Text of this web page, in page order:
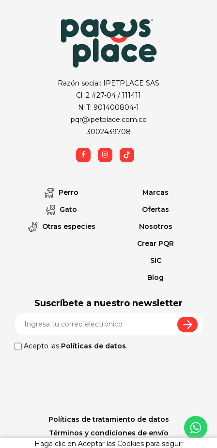
Razón social: IPETPLACE SAS
Cl. 2 #27-04 / 111411
NIT: 901400804-1
pqr@ipetplace.com.co
3002439708
Perro
Gato
Otras especies
Marcas
Ofertas
Nosotros
Crear PQR
SIC
Blog
Suscríbete a nuestro newsletter
Acepto las Políticas de datos.
Políticas de tratamiento de datos
Términos y condiciones de envío
Haga clic en Aceptar las Cookies para seguir